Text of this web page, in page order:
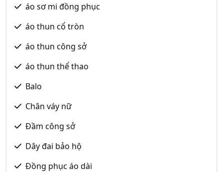
áo sơ mi đồng phục
áo thun cổ tròn
áo thun công sở
áo thun thể thao
Balo
Chân váy nữ
Đầm công sở
Dây đai bảo hộ
Đồng phục áo dài